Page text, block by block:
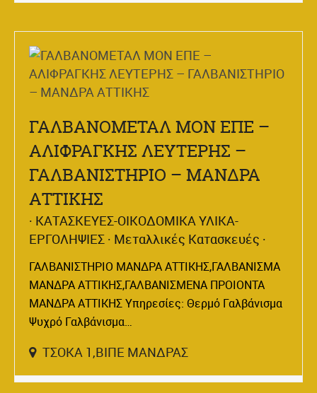
ΓΑΛΒΑΝΟΜΕΤΑΛ ΜΟΝ ΕΠΕ –
ΑΛΙΦΡΑΓΚΗΣ ΛΕΥΤΕΡΗΣ –
ΓΑΛΒΑΝΙΣΤΗΡΙΟ – ΜΑΝΔΡΑ
ΑΤΤΙΚΗΣ
ΚΑΤΑΣΚΕΥΕΣ-ΟΙΚΟΔΟΜΙΚΑ ΥΛΙΚΑ-
ΕΡΓΟΛΗΨΙΕΣ Μεταλλικές Κατασκευές
ΓΑΛΒΑΝΙΣΤΗΡΙΟ ΜΑΝΔΡΑ ΑΤΤΙΚΗΣ,ΓΑΛΒΑΝΙΣΜΑ
ΜΑΝΔΡΑ ΑΤΤΙΚΗΣ,ΓΑΛΒΑΝΙΣΜΕΝΑ ΠΡΟΙΟΝΤΑ
ΜΑΝΔΡΑ ΑΤΤΙΚΗΣ Υπηρεσίες: Θερμό Γαλβάνισμα
Ψυχρό Γαλβάνισμα…
ΤΣΟΚΑ 1,ΒΙΠΕ ΜΑΝΔΡΑΣ